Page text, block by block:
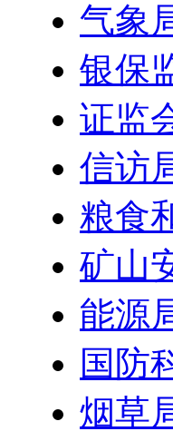
气象
银保
证监
信访
粮食
矿山
能源
国防
烟草